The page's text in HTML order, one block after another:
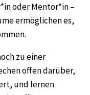
oder Mentor*in –
ermöglichen es,
zu einer
offen darüber,
und lernen